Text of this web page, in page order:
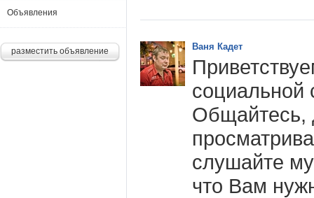
Ваня Кадет
Общайтесь,
слушайте
что Вам
Объявления
разместить объявление